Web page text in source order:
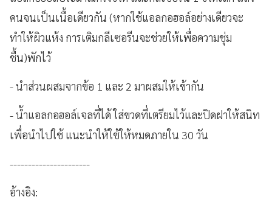
คนจนเป็นเนื้อเดียวกัน (หากใช้แอลกอฮอล์อย่างเดียวจะ
ทำให้ผิวแห้ง การเติมกลีเซอรีนจะช่วยให้เพื่อความชุ่ม
ชื้น)พักไว้
- นำส่วนผสมจากข้อ 1 และ 2 มาผสมให้เข้ากัน
- น้ำแอลกอฮอล์เจลที่ได้ ใส่ขวดที่เตรียมไว้และปิดฝาให้สนิท
เพื่อนำไปใช้ แนะนำให้ใช้ให้หมดภายใน 30 วัน
----------------------
อ้างอิง: